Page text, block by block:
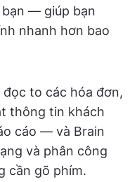
bạn — giúp bạn
nhanh hơn bao
đọc to các hóa đơn,
thông tin khách
cáo — và Brain
và phân công
cần gõ phím.